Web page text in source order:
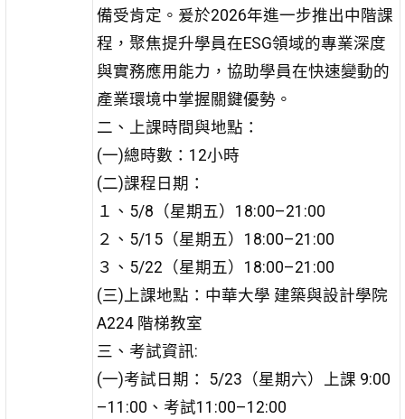
備受肯定。爰於2026年進一步推出中階課
程，聚焦提升學員在ESG領域的專業深度
與實務應用能力，協助學員在快速變動的
產業環境中掌握關鍵優勢。
二、上課時間與地點：
(一)總時數：12小時
(二)課程日期：
１、5/8（星期五）18:00–21:00
２、5/15（星期五）18:00–21:00
３、5/22（星期五）18:00–21:00
(三)上課地點：中華大學 建築與設計學院
A224 階梯教室
三、考試資訊:
(一)考試日期： 5/23（星期六）上課 9:00
–11:00、考試11:00–12:00